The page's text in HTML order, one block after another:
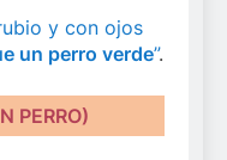
y con ojos
un perro verde”.
PERRO)